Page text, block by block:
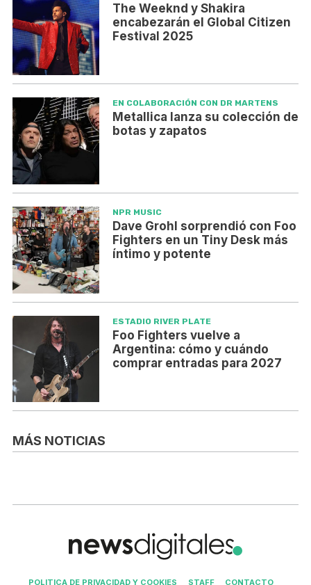
The Weeknd y Shakira
encabezarán el Global Citizen
Festival 2025
EN COLABORACIÓN CON DR MARTENS
Metallica lanza su colección de
botas y zapatos
NPR MUSIC
Dave Grohl sorprendió con Foo
Fighters en un Tiny Desk más
íntimo y potente
ESTADIO RIVER PLATE
Foo Fighters vuelve a
Argentina: cómo y cuándo
comprar entradas para 2027
MÁS NOTICIAS
POLITICA DE PRIVACIDAD Y COOKIES STAFF CONTACTO